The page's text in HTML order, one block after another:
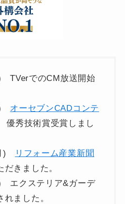
TVerでのCM放送開始
) オーセブンCADコンテ
秀技術賞受賞しまし
)
リフォーム産業新聞
だきました。
エクステリア&ガーデ
ました。